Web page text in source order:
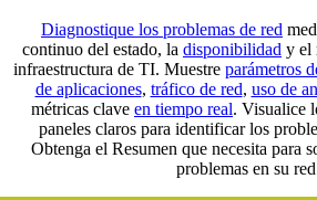
Diagnostique los problemas de red
continuo del estado, la disponibilidad y el
infraestructura de TI. Muestre parámetros
de aplicaciones, tráfico de red, uso de
métricas clave en tiempo real. Visualice
paneles claros para identificar los
Obtenga el Resumen que necesita para
problemas en su